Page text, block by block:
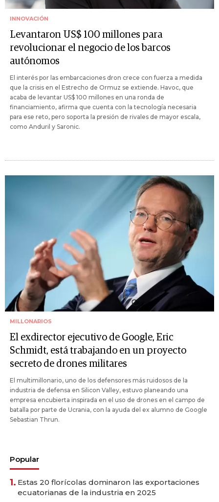
INNOVACIÓN
Levantaron US$ 100 millones para
revolucionar el negocio de los barcos
autónomos
El interés por las embarcaciones dron crece con fuerza a medida
que la crisis en el Estrecho de Ormuz se extiende. Havoc, que
acaba de levantar US$ 100 millones en una ronda de
financiamiento, afirma que cuenta con la tecnología necesaria
para ese reto, pero soporta la presión de rivales de mayor escala,
como Anduril y Saronic.
MILLONARIOS
El exdirector ejecutivo de Google, Eric
Schmidt, está trabajando en un proyecto
secreto de drones militares
El multimillonario, uno de los defensores más ruidosos de la
industria de defensa en Silicon Valley, estuvo planeando una
empresa encubierta inspirada en el uso de drones en el campo de
batalla por parte de Ucrania, con la ayuda del ex alumno de Google
Sebastian Thrun.
Popular
1. Estas 20 florícolas dominaron las exportaciones
ecuatorianas de la industria en 2025